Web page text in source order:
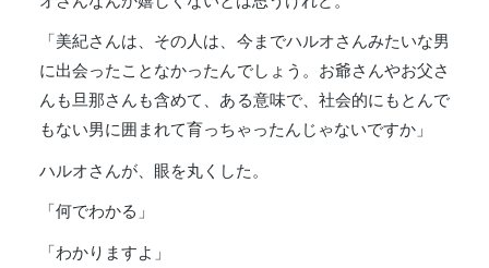
「美紀さんは、その人は、今までハルオさんみたいな男
に出会ったことなかったんでしょう。お爺さんやお父さ
んも旦那さんも含めて、ある意味で、社会的にもとんで
もない男に囲まれて育っちゃったんじゃないですか」
ハルオさんが、眼を丸くした。
「何でわかる」
「わかりますよ」